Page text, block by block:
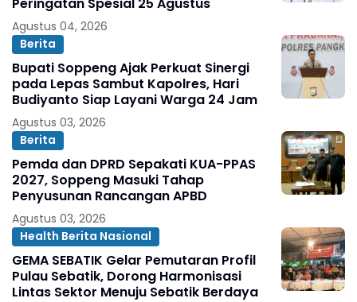
Agustus 04, 2026
Berita
Bupati Soppeng Ajak Perkuat Sinergi
pada Lepas Sambut Kapolres, Hari
Budiyanto Siap Layani Warga 24 Jam
Agustus 03, 2026
Berita
Pemda dan DPRD Sepakati KUA-PPAS
2027, Soppeng Masuki Tahap
Penyusunan Rancangan APBD
Agustus 03, 2026
Health Berita Nasional
GEMA SEBATIK Gelar Pemutaran Profil
Pulau Sebatik, Dorong Harmonisasi
Lintas Sektor Menuju Sebatik Berdaya